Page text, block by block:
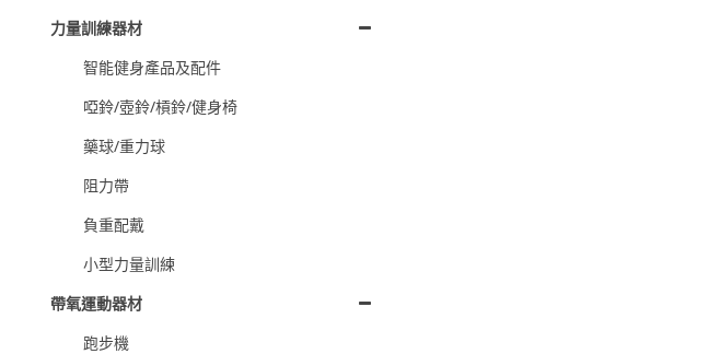
力量訓練器材
智能健身產品及配件
啞鈴/壺鈴/槓鈴/健身椅
藥球/重力球
阻力帶
負重配戴
小型力量訓練
帶氧運動器材
跑步機